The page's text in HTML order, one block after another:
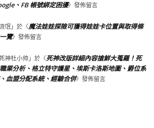
、FB 帳號綁定困擾〉發佈留言
氓」於〈魔法娃娃探險可獲得娃娃卡位置與取得條
覽〉發佈留言
神杜小帅 」於〈死神改版詳細內容搶鮮大蒐羅！死
業分析、格立特守護星、埃斯卡洛斯地圖、爵位系
血盟分配系統、經驗合併〉發佈留言